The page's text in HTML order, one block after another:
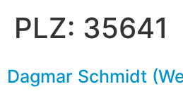
PLZ: 35641
Dagmar Schmidt